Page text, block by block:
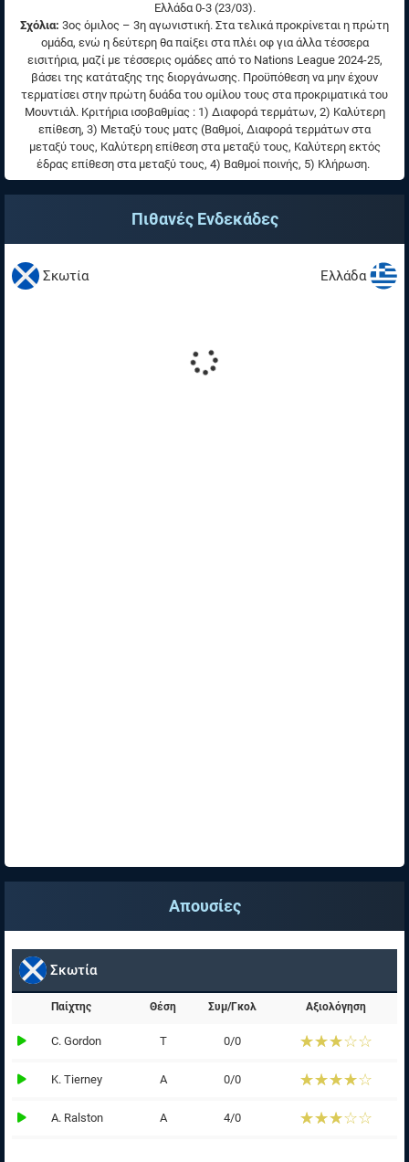
Ελλάδα 0-3 (23/03).
Σχόλια: 3ος όμιλος – 3η αγωνιστική. Στα τελικά προκρίνεται η πρώτη
ομάδα, ενώ η δεύτερη θα παίξει στα πλέι οφ για άλλα τέσσερα
εισιτήρια, μαζί με τέσσερις ομάδες από το Nations League 2024-25,
βάσει της κατάταξης της διοργάνωσης. Προϋπόθεση να μην έχουν
τερματίσει στην πρώτη δυάδα του ομίλου τους στα προκριματικά του
Μουντιάλ. Κριτήρια ισοβαθμίας : 1) Διαφορά τερμάτων, 2) Καλύτερη
επίθεση, 3) Μεταξύ τους ματς (Βαθμοί, Διαφορά τερμάτων στα
μεταξύ τους, Καλύτερη επίθεση στα μεταξύ τους, Καλύτερη εκτός
έδρας επίθεση στα μεταξύ τους, 4) Βαθμοί ποινής, 5) Κλήρωση.
Πιθανές Ενδεκάδες
Σκωτία Ελλάδα
Απουσίες
Σκωτία
Παίχτης Θέση Συμ/Γκολ Αξιολόγηση
C. Gordon Τ 0/0 ☆☆☆☆☆
★★★★★
K. Tierney Α 0/0 ☆☆☆☆☆
★★★★★
A. Ralston Α 4/0 ☆☆☆☆☆
★★★★★